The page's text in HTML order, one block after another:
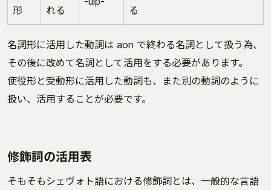
形
れる
る
名詞形に活用した動詞は aon で終わる名詞として扱う為、
その後に改めて名詞として活用をする必要があります。
使役形と受動形に活用した動詞も、また別の動詞のように
扱い、活用することが必要です。
修飾詞の活用表
そもそもシェヴォト語における修飾詞とは、一般的な言語